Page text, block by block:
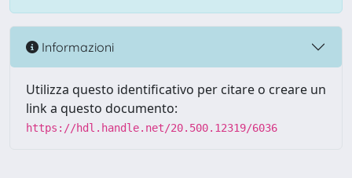
Informazioni
Utilizza questo identificativo per citare o creare un
link a questo documento:
https://hdl.handle.net/20.500.12319/6036